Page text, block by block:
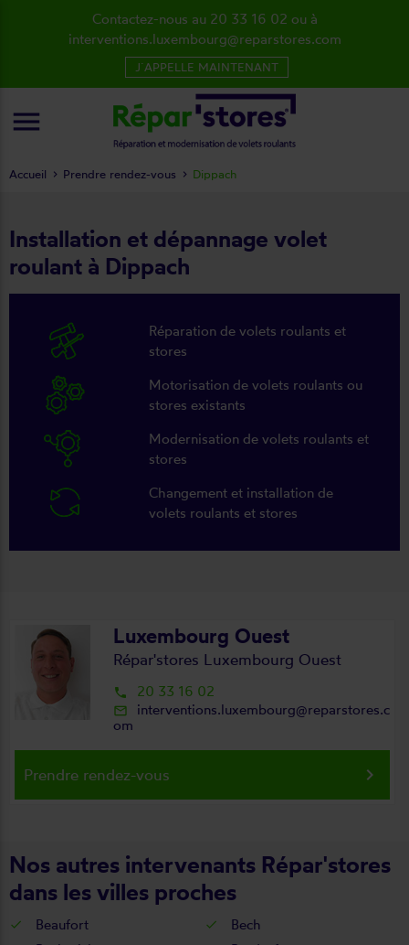
Installation et dépannage volet
roulant à Dippach
Réparation de volets roulants et
stores
Motorisation de volets roulants ou
stores existants
Modernisation de volets roulants et
stores
Changement et installation de
volets roulants et stores
Luxembourg Ouest
Répar'stores Luxembourg Ouest
local_phone 20 33 16 02
mail_outline
interventions.luxembourg@reparstores.c
om
Prendre rendez-vous keyboard_arrow_right
Nos autres intervenants Répar'stores
dans les villes proches
Beaufort
Bech
Accueil Prendre rendez-vous Dippach
Contactez-nous au 20 33 16 02 ou à
interventions.luxembourg@reparstores.com
J´APPELLE MAINTENANT
menu